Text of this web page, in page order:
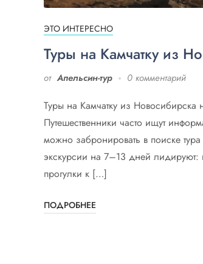
ЭТО ИНТЕРЕСНО
Туры на Камчатку из
от Апельсин-тур 0 комментарий
Туры на Камчатку из Новосибирска
Путешественники часто ищут
можно забронировать в поиске
экскурсии на 7–13 дней
прогулки к […]
ПОДРОБНЕЕ